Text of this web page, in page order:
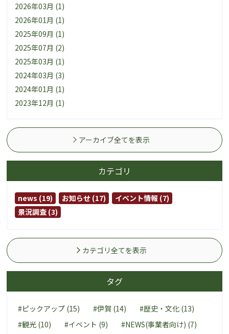
2026年03月 (1)
2026年01月 (1)
2025年09月 (1)
2025年07月 (2)
2025年03月 (1)
2024年03月 (3)
2024年01月 (1)
2023年12月 (1)
アーカイブ全てを表示
カテゴリ
news (19) お知らせ (17)
イベント情報 (7)
景況調査 (3)
カテゴリ全てを表示
タグ
#ピックアップ (15) #伊賀 (14)
#歴史・文化 (13)
#観光 (10)
#イベント (9)
#NEWS(事業者向け) (7)